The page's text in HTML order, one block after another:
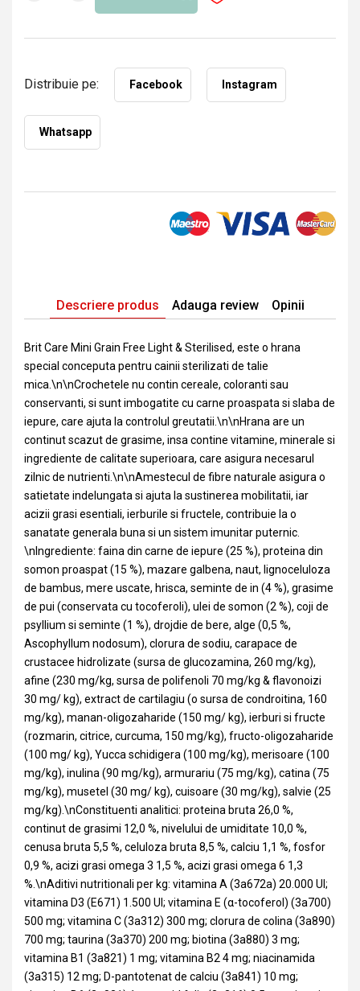
Descriere produs Adauga review Opinii
Brit Care Mini Grain Free Light & Sterilised, este o hrana
special conceputa pentru cainii sterilizati de talie
mica.\n\nCrochetele nu contin cereale, coloranti sau
conservanti, si sunt imbogatite cu carne proaspata si slaba de
iepure, care ajuta la controlul greutatii.\n\nHrana are un
continut scazut de grasime, insa contine vitamine, minerale si
ingrediente de calitate superioara, care asigura necesarul
zilnic de nutrienti.\n\nAmestecul de fibre naturale asigura o
satietate indelungata si ajuta la sustinerea mobilitatii, iar
acizii grasi esentiali, ierburile si fructele, contribuie la o
sanatate generala buna si un sistem imunitar puternic.
\nIngrediente: faina din carne de iepure (25 %), proteina din
somon proaspat (15 %), mazare galbena, naut, lignoceluloza
de bambus, mere uscate, hrisca, seminte de in (4 %), grasime
de pui (conservata cu tocoferoli), ulei de somon (2 %), coji de
psyllium si seminte (1 %), drojdie de bere, alge (0,5 %,
Ascophyllum nodosum), clorura de sodiu, carapace de
crustacee hidrolizate (sursa de glucozamina, 260 mg/kg),
afine (230 mg/kg, sursa de polifenoli 70 mg/kg & flavonoizi
30 mg/ kg), extract de cartilagiu (o sursa de condroitina, 160
mg/kg), manan-oligozaharide (150 mg/ kg), ierburi si fructe
(rozmarin, citrice, curcuma, 150 mg/kg), fructo-oligozaharide
(100 mg/ kg), Yucca schidigera (100 mg/kg), merisoare (100
mg/kg), inulina (90 mg/kg), armurariu (75 mg/kg), catina (75
mg/kg), musetel (30 mg/ kg), cuisoare (30 mg/kg), salvie (25
mg/kg).\nConstituenti analitici: proteina bruta 26,0 %,
continut de grasimi 12,0 %, nivelului de umiditate 10,0 %,
cenusa bruta 5,5 %, celuloza bruta 8,5 %, calciu 1,1 %, fosfor
0,9 %, acizi grasi omega 3 1,5 %, acizi grasi omega 6 1,3
%.\nAditivi nutritionali per kg: vitamina A (3a672a) 20.000 UI;
vitamina D3 (E671) 1.500 UI; vitamina E (α-tocoferol) (3a700)
500 mg; vitamina C (3a312) 300 mg; clorura de colina (3a890)
700 mg; taurina (3a370) 200 mg; biotina (3a880) 3 mg;
vitamina B1 (3a821) 1 mg; vitamina B2 4 mg; niacinamida
(3a315) 12 mg; D-pantotenat de calciu (3a841) 10 mg;
Distribuie pe: Facebook Instagram
Whatsapp